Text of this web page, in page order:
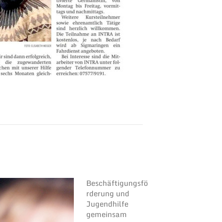
Beschäftigungsfö
rderung und
Jugendhilfe
gemeinsam